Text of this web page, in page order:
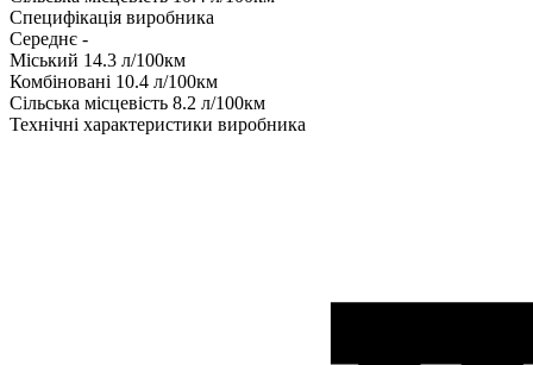
Специфікація виробника
Середнє -
Міський 14.3 л/100км
Комбіновані 10.4 л/100км
Сільська місцевість 8.2 л/100км
Технічні характеристики виробника